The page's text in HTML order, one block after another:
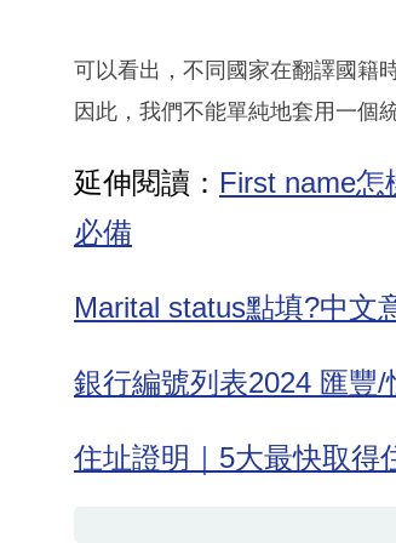
可以看出，不同國家在翻譯國籍
因此，我們不能單純地套用一個
延伸閱讀： First name
必備
Marital status點填?中文
銀行編號列表2024 匯豐
住址證明｜5大最快取得